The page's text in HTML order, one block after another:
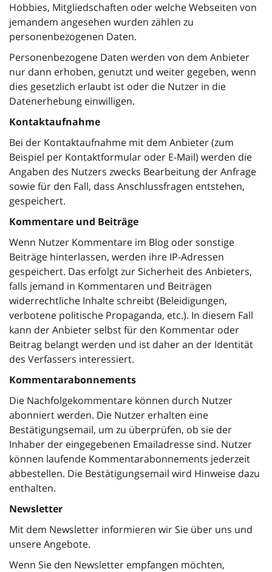
i
n
Hobbies, Mitgliedschaften oder welche Webseiten von
jemandem angesehen wurden zählen zu
personenbezogenen Daten.
Personenbezogene Daten werden von dem Anbieter
nur dann erhoben, genutzt und weiter gegeben, wenn
dies gesetzlich erlaubt ist oder die Nutzer in die
Datenerhebung einwilligen.
Kontaktaufnahme
Bei der Kontaktaufnahme mit dem Anbieter (zum
Beispiel per Kontaktformular oder E-Mail) werden die
Angaben des Nutzers zwecks Bearbeitung der Anfrage
sowie für den Fall, dass Anschlussfragen entstehen,
gespeichert.
Kommentare und Beiträge
Wenn Nutzer Kommentare im Blog oder sonstige
Beiträge hinterlassen, werden ihre IP-Adressen
gespeichert. Das erfolgt zur Sicherheit des Anbieters,
falls jemand in Kommentaren und Beiträgen
widerrechtliche Inhalte schreibt (Beleidigungen,
verbotene politische Propaganda, etc.). In diesem Fall
kann der Anbieter selbst für den Kommentar oder
Beitrag belangt werden und ist daher an der Identität
des Verfassers interessiert.
Kommentarabonnements
Die Nachfolgekommentare können durch Nutzer
abonniert werden. Die Nutzer erhalten eine
Bestätigungsemail, um zu überprüfen, ob sie der
Inhaber der eingegebenen Emailadresse sind. Nutzer
können laufende Kommentarabonnements jederzeit
abbestellen. Die Bestätigungsemail wird Hinweise dazu
enthalten.
Newsletter
Mit dem Newsletter informieren wir Sie über uns und
unsere Angebote.
Wenn Sie den Newsletter empfangen möchten,